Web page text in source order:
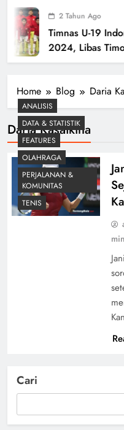
2 Tahun Ago
Timnas U-19
2024, Libas
Semifinal
Home Blog Daria
Daria Kasatkina
ANALISIS
DATA & STATISTIK
FEATURES
OLAHRAGA
PERJALANAN &
KOMUNITAS
TENIS
Cari